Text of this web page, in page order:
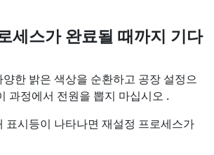
세스가 완료될 때까지 기다
한 밝은 색상을 순환하고 공장 설정으
과정에서 전원을 뽑지 마십시오 .
표시등이 나타나면 재설정 프로세스가